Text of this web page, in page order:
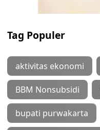
Tag Populer
aktivitas ekonomi
BBM Nonsubsidi
bupati purwakarta